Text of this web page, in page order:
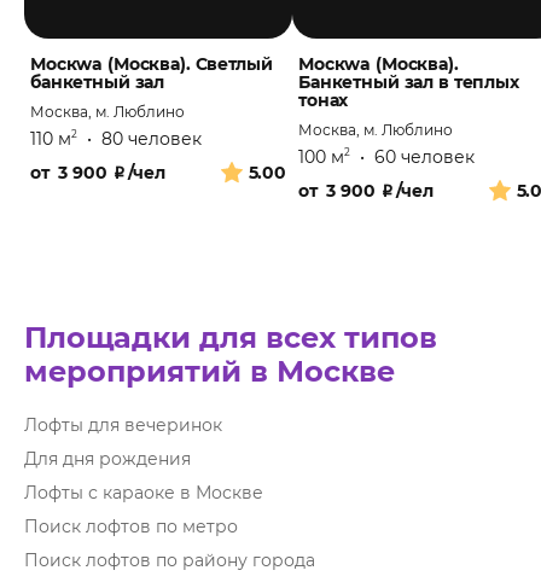
Москwa (Москва). Светлый
банкетный зал
Москва, м. Люблино
110 м2 • 80 человек
5.00
от3 900 ₽/чел
Москwa (Москва).
Банкетный зал в теплых
тонах
Москва, м. Люблино
100 м2 • 60 человек
от3 900 ₽/чел
Площадки для всех типов
мероприятий в Москве
Лофты для вечеринок
Для дня рождения
Лофты с караоке в Москве
Поиск лофтов по метро
Поиск лофтов по району города